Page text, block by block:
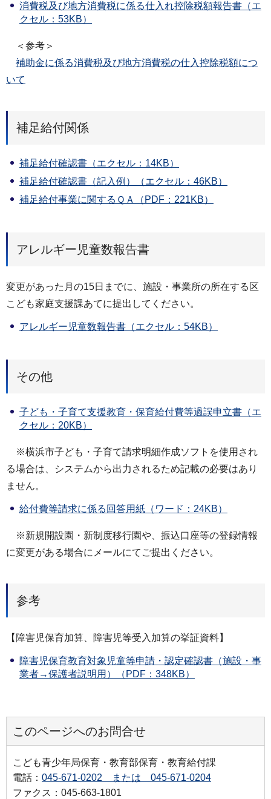
消費税及び地方消費税に係る仕入れ控除税額報告書（エ
クセル：53KB）
＜参考＞
補助金に係る消費税及び地方消費税の仕入控除税額につ
いて
補足給付関係
補足給付確認書（エクセル：14KB）
補足給付確認書（記入例）（エクセル：46KB）
補足給付事業に関するＱＡ（PDF：221KB）
アレルギー児童数報告書
変更があった月の15日までに、施設・事業所の所在する区
こども家庭支援課あてに提出してください。
アレルギー児童数報告書（エクセル：54KB）
その他
子ども・子育て支援教育・保育給付費等過誤申立書（エ
クセル：20KB）
※横浜市子ども・子育て請求明細作成ソフトを使用され
る場合は、システムから出力されるため記載の必要はあり
ません。
給付費等請求に係る回答用紙（ワード：24KB）
※新規開設園・新制度移行園や、振込口座等の登録情報
に変更がある場合にメールにてご提出ください。
参考
【障害児保育加算、障害児等受入加算の挙証資料】
障害児保育教育対象児童等申請・認定確認書（施設・事
業者→保護者説明用）（PDF：348KB）
このページへのお問合せ
こども青少年局保育・教育部保育・教育給付課
電話： 045-671-0202 または 045-671-0204
ファクス：045-663-1801